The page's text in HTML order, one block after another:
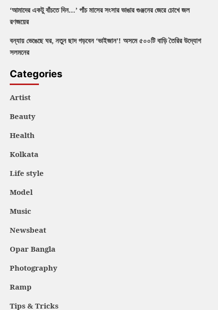
‘আমাদের একটু বাঁচতে দিন…’ পাঁচ মাসের সংসার ভাঙার গুঞ্জনের জেরে চোখে জল
রণজয়ের
বন্যায় ভেঙেছে ঘর, নতুন ছাদ গড়বেন ‘ভাইজান’! অসমে ৫০০টি বাড়ি তৈরির উদ্যোগ
সলমনের
Categories
Artist
Beauty
Health
Kolkata
Life style
Model
Music
Newsbeat
Opar Bangla
Photography
Ramp
Tips & Tricks